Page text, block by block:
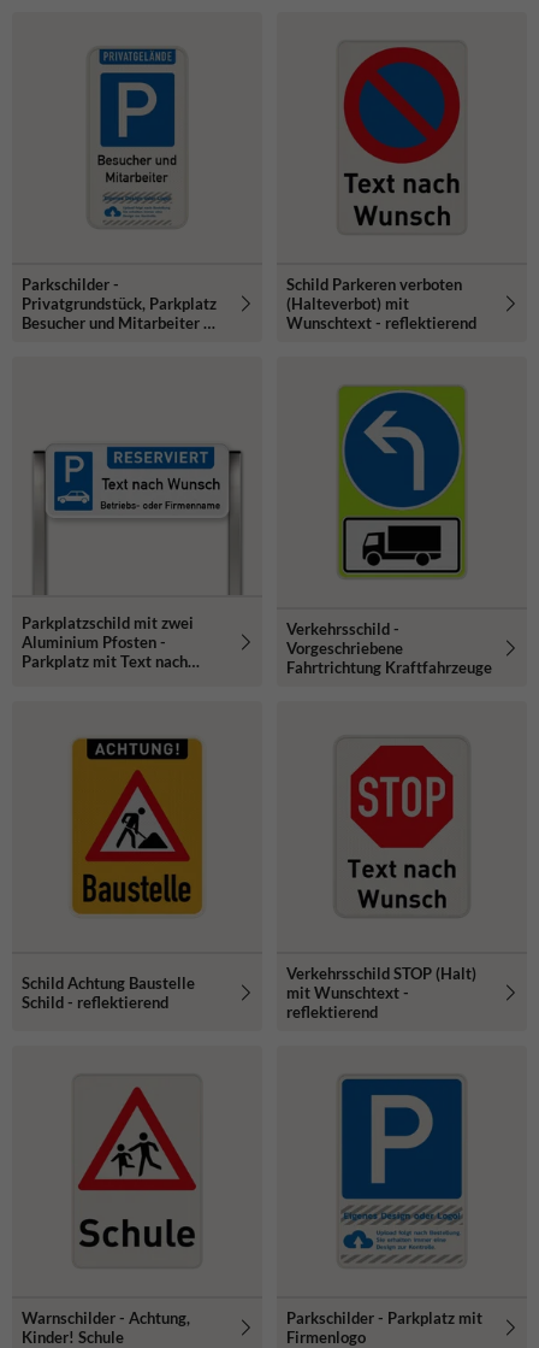
Parkschilder -
Privatgrundstück, Parkplatz
Besucher und Mitarbeiter mit
Schild Parkeren verboten
(Halteverbot) mit
Wunschtext - reflektierend
Parkplatzschild mit zwei
Aluminium Pfosten -
Parkplatz mit Text nach
Verkehrsschild -
Vorgeschriebene
Fahrtrichtung Kraftfahrzeuge
Schild Achtung Baustelle
Schild - reflektierend
Verkehrsschild STOP (Halt)
mit Wunschtext -
reflektierend
Warnschilder - Achtung,
Kinder! Schule
Parkschilder - Parkplatz mit
Firmenlogo